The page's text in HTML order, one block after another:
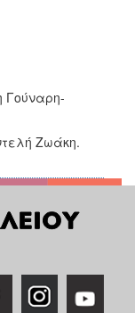
Γούναρη-
Ζωάκη.